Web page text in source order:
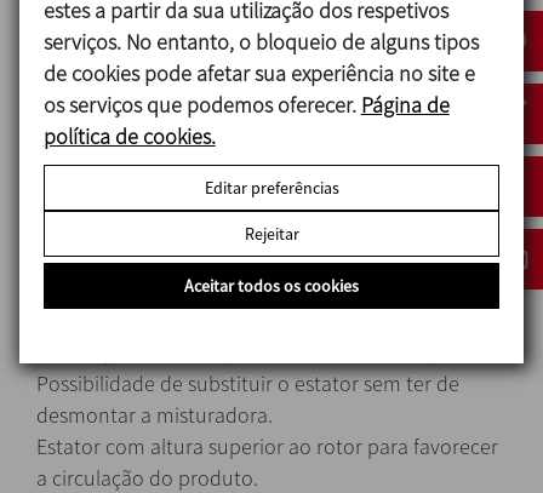
são cisalhadas pelo corte do rotor.
Finalmente, o jorro expulso produz o corte
hidráulico ao sair a grande velocidade do estator.
Desenho e características
Alto poder de cisalhamento, redução de tamanho
das partículas até níveis inferiores a 100 microns.
Fecho mecânico acessível desde o interior do
Possibilidade de substituir o estator sem ter de
desmontar a misturadora.
Estator com altura superior ao rotor para favorecer
a circulação do produto.
estes a partir da sua utilização dos respetivos
serviços. No entanto, o bloqueio de alguns tipos
de cookies pode afetar sua experiência no site e
os serviços que podemos oferecer. Página de
política de cookies.
Editar preferências
Rejeitar
Aceitar todos os cookies